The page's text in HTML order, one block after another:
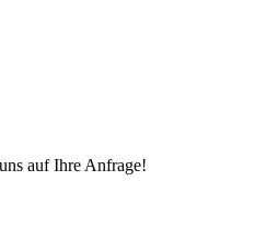
auf Ihre Anfrage!